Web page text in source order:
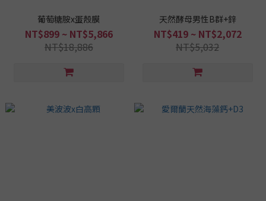
葡萄糖胺x蛋殼膜
NT$899 ~ NT$5,866
NT$18,886
天然酵母男性B群+鋅
NT$419 ~ NT$2,072
NT$5,032